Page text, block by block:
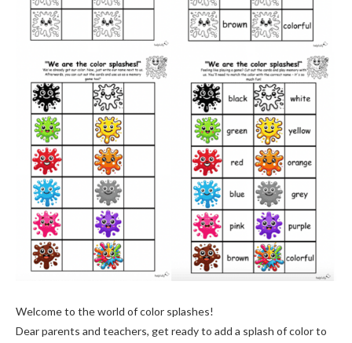
Welcome to the world of color splashes!
Dear parents and teachers, get ready to add a splash of color to